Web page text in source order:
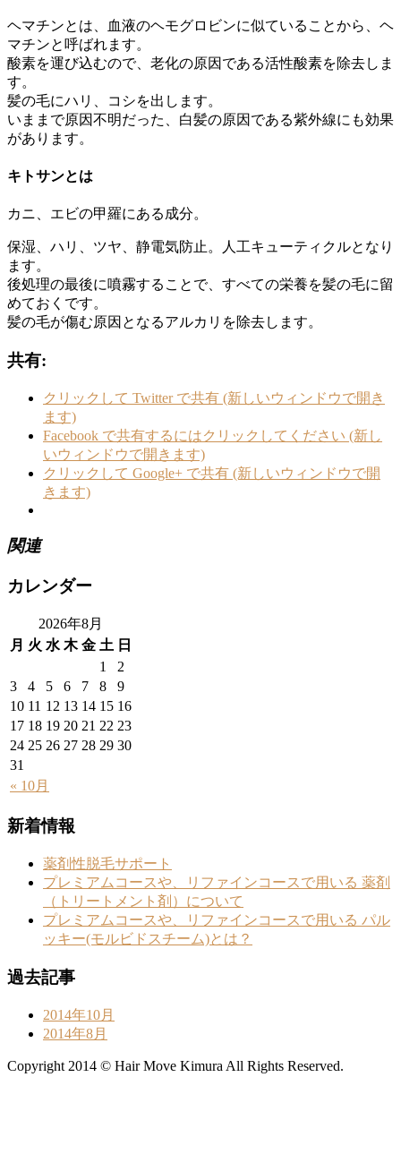
ヘマチンとは、血液のヘモグロビンに似ていることから、ヘ
マチンと呼ばれます。
酸素を運び込むので、老化の原因である活性酸素を除去しま
す。
髪の毛にハリ、コシを出します。
いままで原因不明だった、白髪の原因である紫外線にも効果
があります。
キトサンとは
カニ、エビの甲羅にある成分。
保湿、ハリ、ツヤ、静電気防止。人工キューティクルとなり
ます。
後処理の最後に噴霧することで、すべての栄養を髪の毛に留
めておくです。
髪の毛が傷む原因となるアルカリを除去します。
共有:
クリックして Twitter で共有 (新しいウィンドウで開き
ます)
Facebook で共有するにはクリックしてください (新し
いウィンドウで開きます)
クリックして Google+ で共有 (新しいウィンドウで開
きます)
関連
カレンダー
2026年8月
月 火 水 木 金 土 日
« 10月
1
2
3
4 5 6 7 8
9
10 11 12 13 14 15 16
17 18 19 20 21 22 23
24 25 26 27 28 29 30
31
新着情報
薬剤性脱毛サポート
プレミアムコースや、リファインコースで用いる 薬剤
（トリートメント剤）について
プレミアムコースや、リファインコースで用いる パル
ッキー(モルビドスチーム)とは？
過去記事
2014年10月
2014年8月
Copyright 2014 © Hair Move Kimura All Rights Reserved.